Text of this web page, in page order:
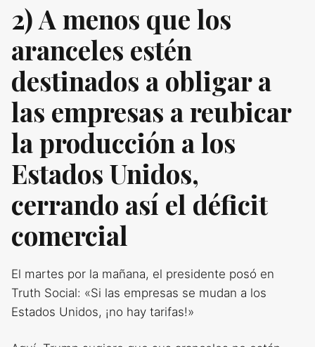
2) A menos que los
aranceles estén
destinados a obligar a
las empresas a reubicar
la producción a los
Estados Unidos,
cerrando así el déficit
comercial
El martes por la mañana, el presidente posó en
Truth Social: «Si las empresas se mudan a los
Estados Unidos, ¡no hay tarifas!»